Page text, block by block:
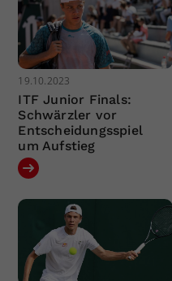
19.10.2023
ITF Junior Finals:
Schwärzler vor
Entscheidungsspiel
um Aufstieg